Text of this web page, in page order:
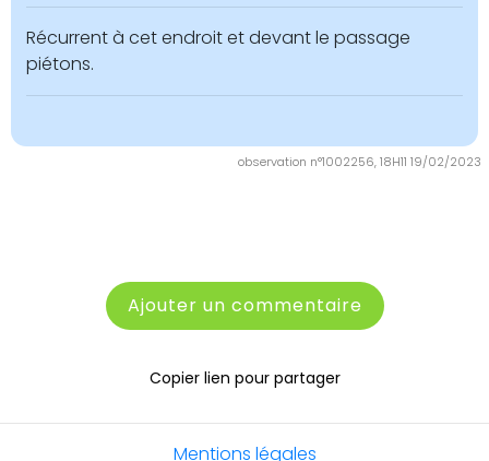
observation n°1002256, 18H11 19/02/2023
Récurrent à cet endroit et devant le passage
piétons.
Ajouter un commentaire
Copier lien pour partager
Mentions légales